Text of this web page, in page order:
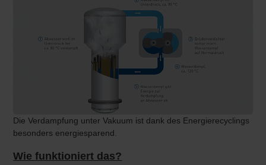
Die Verdampfung unter Vakuum ist dank des Energierecyclings
besonders energiesparend.
Wie funktioniert das?